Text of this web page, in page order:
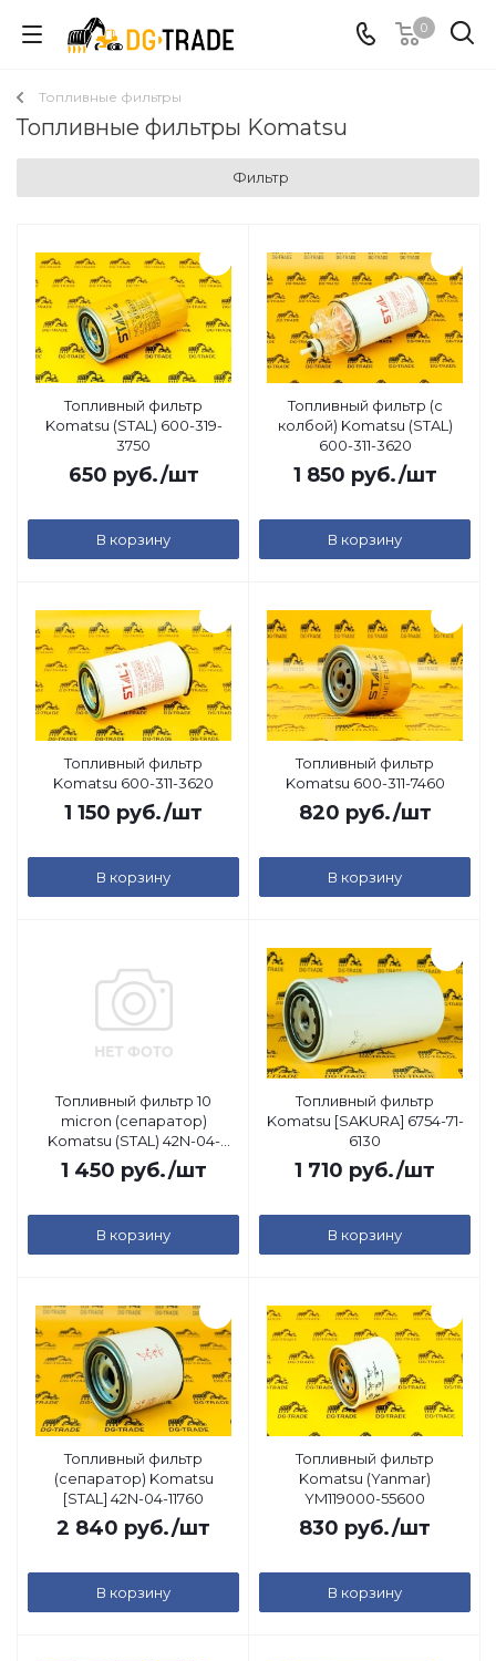
0
Топливные фильтры
Топливные фильтры Komatsu
Фильтр
Топливный фильтр
Komatsu (STAL) 600-319-
3750
650 руб./шт
В корзину
Топливный фильтр (с
колбой) Komatsu (STAL)
600-311-3620
1 850 руб./шт
В корзину
Топливный фильтр
Komatsu 600-311-3620
1 150 руб./шт
В корзину
Топливный фильтр
Komatsu 600-311-7460
820 руб./шт
В корзину
Топливный фильтр 10
micron (сепаратор)
Komatsu (STAL) 42N-04-
11860
1 450 руб./шт
В корзину
Топливный фильтр
Komatsu [SAKURA] 6754-71-
6130
1 710 руб./шт
В корзину
Топливный фильтр
(сепаратор) Komatsu
[STAL] 42N-04-11760
2 840 руб./шт
В корзину
Топливный фильтр
Komatsu (Yanmar)
YM119000-55600
830 руб./шт
В корзину